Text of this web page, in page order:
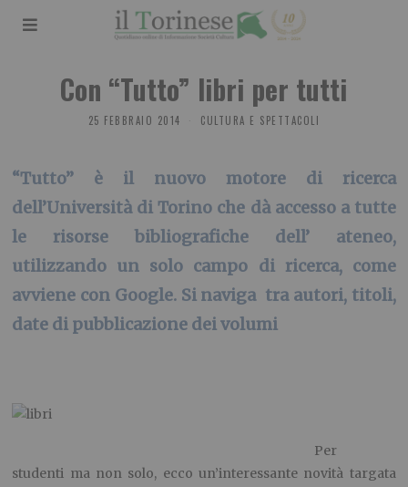
Con “Tutto” libri per tutti
25 FEBBRAIO 2014 CULTURA E SPETTACOLI
“Tutto” è il nuovo motore di ricerca
dell’Università di Torino che dà accesso a tutte
le risorse bibliografiche dell’ ateneo,
utilizzando un solo campo di ricerca, come
avviene con Google. Si naviga tra autori, titoli,
date di pubblicazione dei volumi
Per
studenti ma non solo, ecco un’interessante novità targata